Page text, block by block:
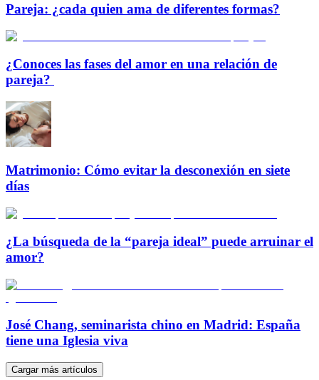
Pareja: ¿cada quien ama de diferentes formas?
¿Conoces las fases del amor en una relación de
pareja?
Matrimonio: Cómo evitar la desconexión en siete
días
¿La búsqueda de la “pareja ideal” puede arruinar el
amor?
José Chang, seminarista chino en Madrid: España
tiene una Iglesia viva
Cargar más artículos